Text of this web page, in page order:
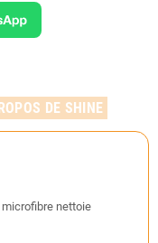
DE SHINE
nettoie